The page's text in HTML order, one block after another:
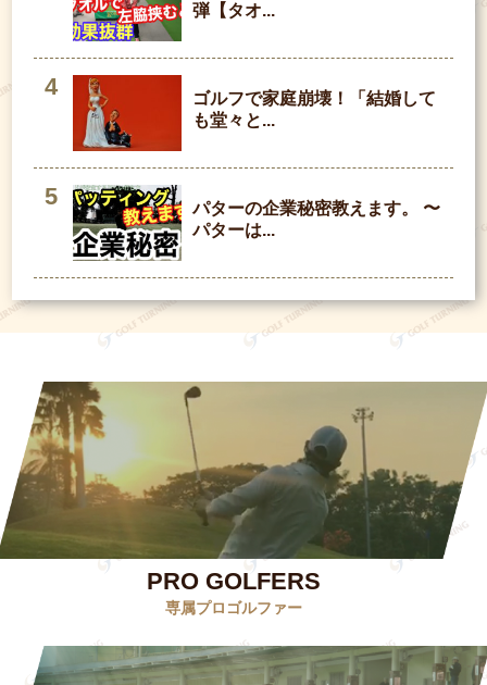
弾【タオ...
ゴルフで家庭崩壊！「結婚して
も堂々と...
パターの企業秘密教えます。 〜
パターは...
PRO GOLFERS
専属プロゴルファー